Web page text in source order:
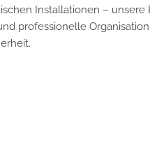
Installationen – unsere
professionelle